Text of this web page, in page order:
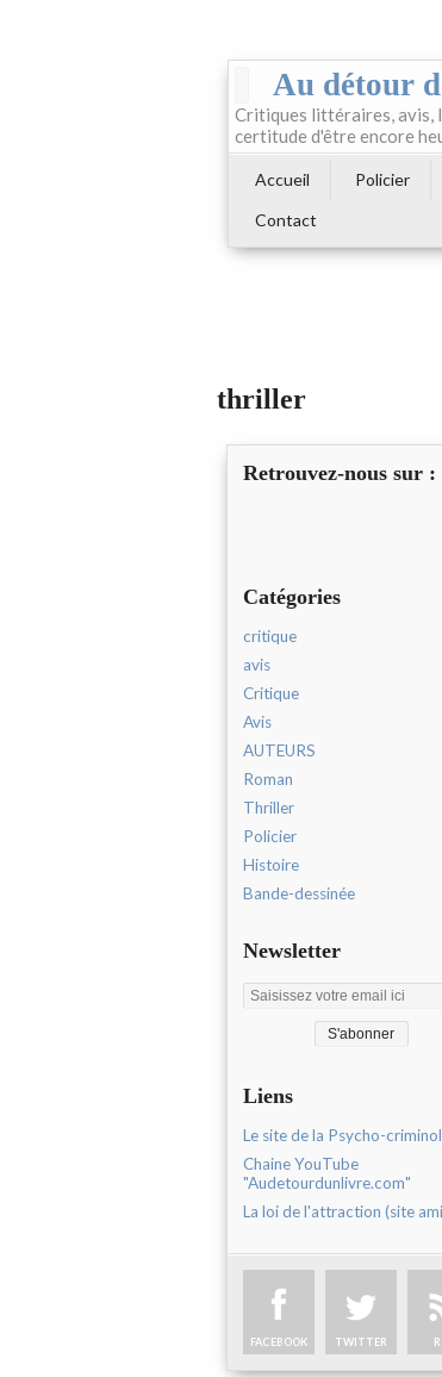
Au détour
Critiques littéraires, avis,
certitude d'être encore
Accueil Policier
Contact
thriller
Retrouvez-nous sur :
Catégories
critique
avis
Critique
Avis
AUTEURS
Roman
Thriller
Policier
Histoire
Bande-dessinée
Newsletter
Liens
Le site de la Psycho-
Chaine YouTube
"Audetourdunlivre.com"
La loi de l'attraction (site
FACEBOOK TWITTER